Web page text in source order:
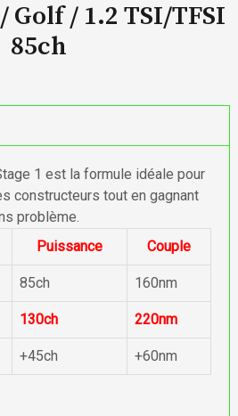
Golf / 1.2 TSI/TFSI
85ch
1 est la formule idéale pour
constructeurs tout en gagnant
problème.
Puissance Couple
85ch 160nm
130ch 220nm
+45ch +60nm